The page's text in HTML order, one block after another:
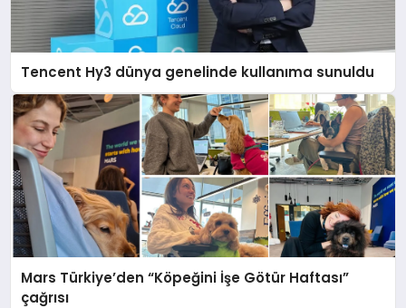
Tencent Hy3 dünya genelinde kullanıma sunuldu
Mars Türkiye’den “Köpeğini İşe Götür Haftası”
çağrısı